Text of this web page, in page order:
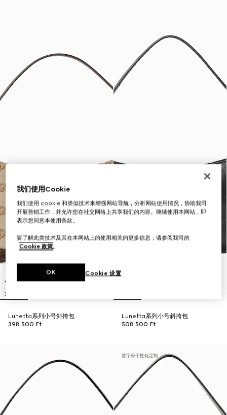
Lunetta系列小号斜挎包
398 500 Ft
Lunetta系列小号斜挎包
508 500 Ft
首字母个性化定制
我们使用Cookie
我们使用 cookie 和类似技术来增强网站导航，分析网站使用情况，协助我司
开展营销工作，并允许您在社交网络上共享我们的内容。继续使用本网站，即
表示您同意本使用条款。
要了解此类技术及其在本网站上的使用相关的更多信息，请参阅我司的
Cookie 政策。
Cookie 设置
OK